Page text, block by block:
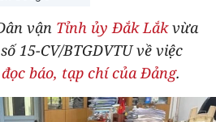
vận Tỉnh ủy Đắk Lắkvừa
15-CV/BTGDVTU về việc
báo, tạp chí của Đảng.